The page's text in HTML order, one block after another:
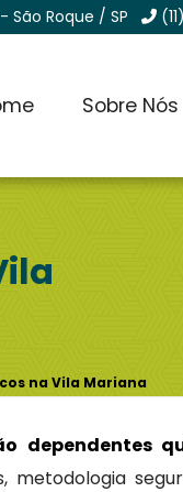
Roque / SP
Sobre Nós
na Vila Mariana
dependentes
metodologia